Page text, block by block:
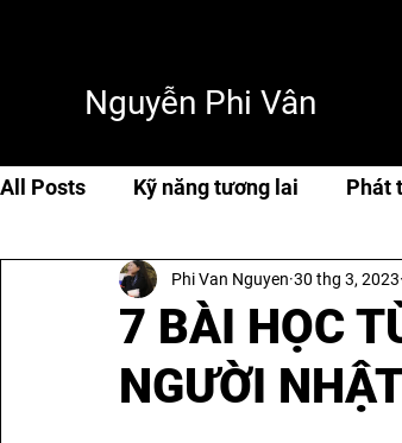
Nguyễn Phi Vân
All Posts Kỹ năng tương lai Phát
Cuộc sống & hạnh phúc Travel
AI & Tech
7 BÀI HỌC
NGƯỜI
Phi Van Nguyen 30 thg 3, 2023